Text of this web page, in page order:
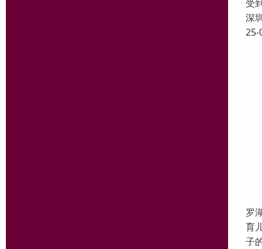
受
深
25-
罗
育
子